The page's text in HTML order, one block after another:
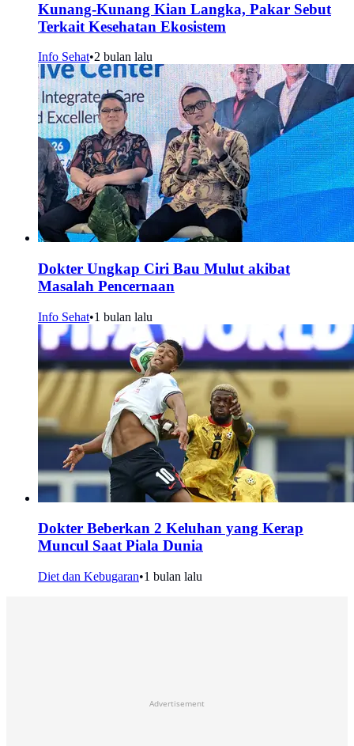
Kunang-Kunang Kian Langka, Pakar Sebut
Terkait Kesehatan Ekosistem
Info Sehat•2 bulan lalu
Dokter Ungkap Ciri Bau Mulut akibat
Masalah Pencernaan
Info Sehat•1 bulan lalu
Dokter Beberkan 2 Keluhan yang Kerap
Muncul Saat Piala Dunia
Diet dan Kebugaran•1 bulan lalu
Advertisement